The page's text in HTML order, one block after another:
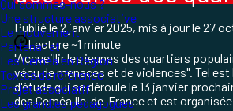
Qui sommes-nous ?
Une structure associative
Le mouvement
Partenariat
Les Ceméa en Région
Textes de référence
Projet associatif
Les grand.es pédagogues
Publié le2 janvier 2025, mis à jour le27
Lecture ~1 minute
"Accueillir les jeunes des quartiers
vécu de menaces et de violences". Tel
d'étude qui se déroule le 13 janvier
des CeméaIle-de-France et est